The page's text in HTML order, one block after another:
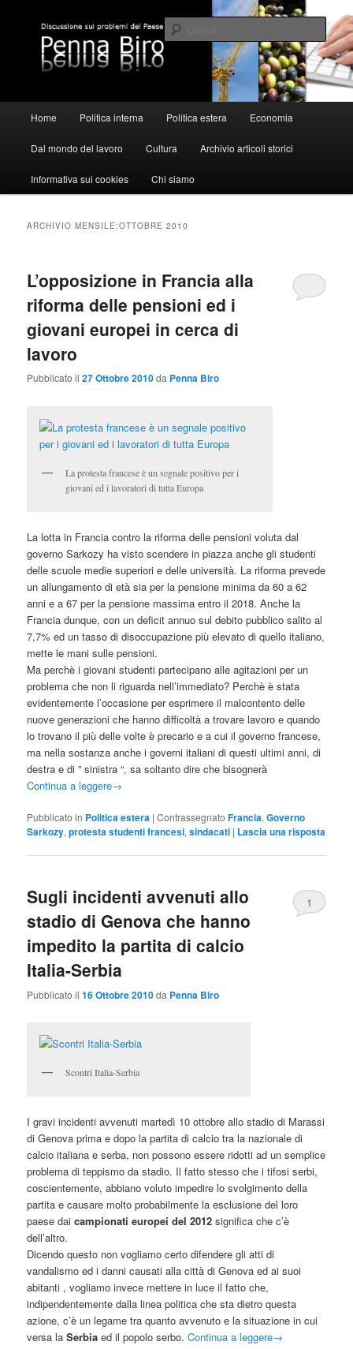
contenuto
principale
contenuto
secondarioPennabiro
Cerca
principale
Home Politica interna Politica estera Economia
Dal mondo del lavoro Cultura Archivio articoli storici
Informativa sui cookies Chi siamo
ARCHIVIO MENSILE:OTTOBRE 2010
L’opposizione in Francia alla
riforma delle pensioni ed i
giovani europei in cerca di
lavoro
Pubblicato il27 Ottobre 2010da Penna Biro
La protesta francese è un segnale positivo per i
giovani ed i lavoratori di tutta Europa
La lotta in Francia contro la riforma delle pensioni voluta dal
governo Sarkozy ha visto scendere in piazza anche gli studenti
delle scuole medie superiori e delle università. La riforma prevede
un allungamento di età sia per la pensione minima da 60 a 62
anni e a 67 per la pensione massima entro il 2018. Anche la
Francia dunque, con un deficit annuo sul debito pubblico salito al
7,7% ed un tasso di disoccupazione più elevato di quello italiano,
mette le mani sulle pensioni.
Ma perchè i giovani studenti partecipano alle agitazioni per un
problema che non li riguarda nell’immediato? Perchè è stata
evidentemente l’occasione per esprimere il malcontento delle
nuove generazioni che hanno difficoltà a trovare lavoro e quando
lo trovano il più delle volte è precario e a cui il governo francese,
ma nella sostanza anche i governi italiani di questi ultimi anni, di
destra e di ” sinistra “, sa soltanto dire che bisognerà
Continua a leggere→
Pubblicato in Politica estera |Contrassegnato Francia,Governo
Sarkozy,protesta studenti francesi,sindacati | Lascia una risposta
Sugli incidenti avvenuti allo
stadio di Genova che hanno
impedito la partita di calcio
Italia-Serbia
Pubblicato il16 Ottobre 2010da Penna Biro
1
Scontri Italia-Serbia
I gravi incidenti avvenuti martedì 10 ottobre allo stadio di Marassi
di Genova prima e dopo la partita di calcio tra la nazionale di
calcio italiana e serba, non possono essere ridotti ad un semplice
problema di teppismo da stadio. Il fatto stesso che i tifosi serbi,
coscientemente, abbiano voluto impedire lo svolgimento della
partita e causare molto probabilmente la esclusione del loro
paese daicampionati europei del 2012 significa che c’è
dell’altro.
Dicendo questo non vogliamo certo difendere gli atti di
vandalismo ed i danni causati alla città di Genova ed ai suoi
abitanti , vogliamo invece mettere in luce il fatto che,
indipendentemente dalla linea politica che sta dietro questa
azione, c’è un legame tra quanto avvenuto e la situazione in cui
versa laSerbia ed il popolo serbo.Continua a leggere→